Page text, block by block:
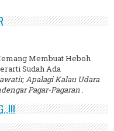
Membuat Heboh
Sudah Ada
Apalagi Kalau Udara
Pagar-Pagaran.